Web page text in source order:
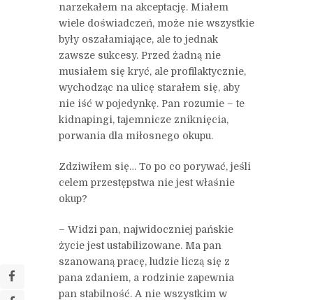
narzekałem na akceptację. Miałem
wiele doświadczeń, może nie wszystkie
były oszałamiające, ale to jednak
zawsze sukcesy. Przed żadną nie
musiałem się kryć, ale profilaktycznie,
wychodząc na ulicę starałem się, aby
nie iść w pojedynkę. Pan rozumie – te
kidnapingi, tajemnicze zniknięcia,
porwania dla miłosnego okupu.
Zdziwiłem się… To po co porywać, jeśli
celem przestępstwa nie jest właśnie
okup?
– Widzi pan, najwidoczniej pańskie
życie jest ustabilizowane. Ma pan
szanowaną pracę, ludzie liczą się z
pana zdaniem, a rodzinie zapewnia
pan stabilność. A nie wszystkim w